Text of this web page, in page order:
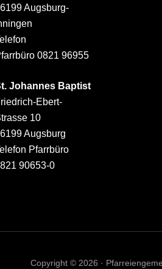
Augsburg-
0821 96955
Johannes Baptist
Ebert-
10
Augsburg
Pfarrbüro
90653-0
Copyright © 2026 ·